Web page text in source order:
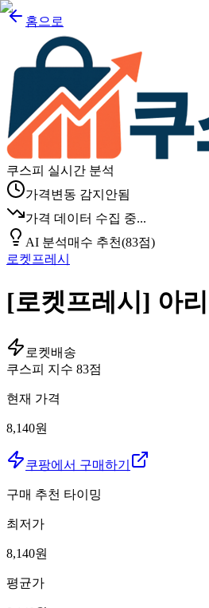
홈으로
쿠스피 실시간 분석
가격변동 감지안됨
가격 데이터 수집 중...
AI 분석매수 추천(83점)
로켓프레시
[로켓프레시] 아
로켓배송
쿠스피 지수 83점
현재 가격
8,140원
쿠팡에서 구매하기
구매 추천 타이밍
최저가
8,140원
평균가